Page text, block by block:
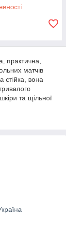
практична,
матчів
стійка, вона
та щільної
інше.
в
комфортного